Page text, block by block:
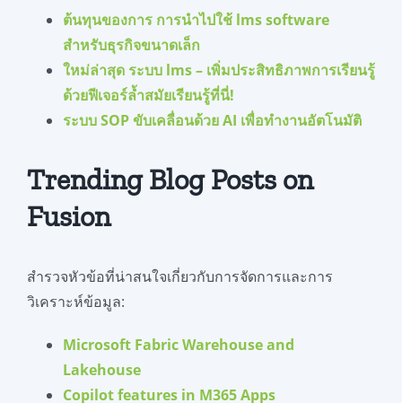
ต้นทุนของการ การนำไปใช้ lms software
สำหรับธุรกิจขนาดเล็ก
ใหม่ล่าสุด ระบบ lms – เพิ่มประสิทธิภาพการเรียนรู้
ด้วยฟีเจอร์ล้ำสมัยเรียนรู้ที่นี่!
ระบบ SOP ขับเคลื่อนด้วย AI เพื่อทำงานอัตโนมัติ
Trending Blog Posts on
Fusion
สำรวจหัวข้อที่น่าสนใจเกี่ยวกับการจัดการและการ
วิเคราะห์ข้อมูล:
Microsoft Fabric Warehouse and
Lakehouse
Copilot features in M365 Apps